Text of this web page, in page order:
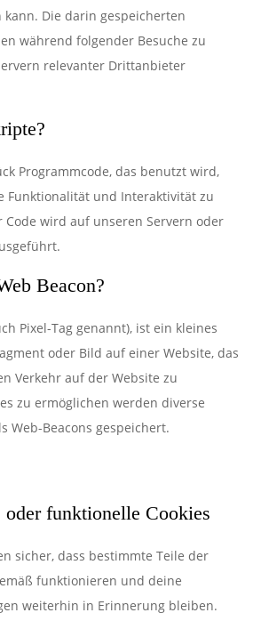
Die darin gespeicherten
während folgender Besuche zu
relevanter Drittanbieter
Programmcode, das benutzt wird,
Funktionalität und Interaktivität zu
Code wird auf unseren Servern oder
Beacon?
Pixel-Tag genannt), ist ein kleines
oder Bild auf einer Website, das
Verkehr auf der Website zu
zu ermöglichen werden diverse
Web-Beacons gespeichert.
oder funktionelle Cookies
sicher, dass bestimmte Teile der
funktionieren und deine
weiterhin in Erinnerung bleiben.